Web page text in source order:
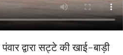
द्वारा सट्टे की खाई-बाड़ी